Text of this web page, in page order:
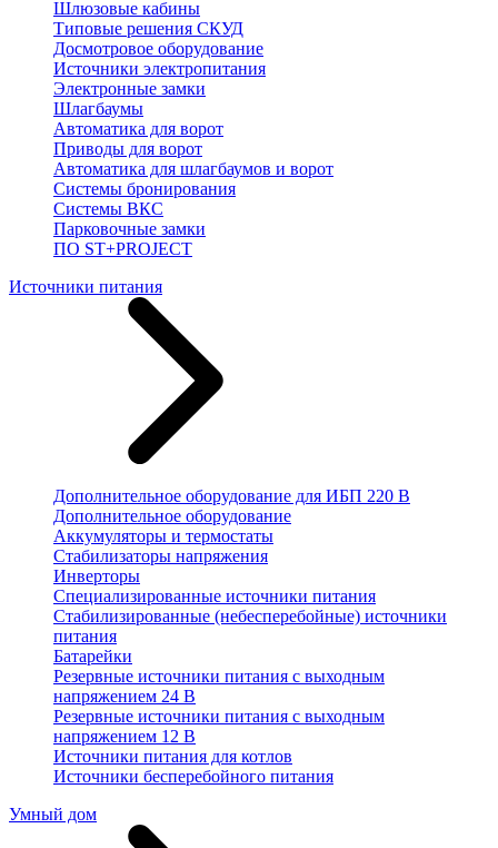
Шлюзовые кабины
Типовые решения СКУД
Досмотровое оборудование
Источники электропитания
Электронные замки
Шлагбаумы
Автоматика для ворот
Приводы для ворот
Автоматика для шлагбаумов и ворот
Системы бронирования
Системы ВКС
Парковочные замки
ПО ST+PROJECT
Источники питания
Дополнительное оборудование для ИБП 220 В
Дополнительное оборудование
Аккумуляторы и термостаты
Стабилизаторы напряжения
Инверторы
Специализированные источники питания
Стабилизированные (небесперебойные) источники
питания
Батарейки
Резервные источники питания с выходным
напряжением 24 В
Резервные источники питания с выходным
напряжением 12 В
Источники питания для котлов
Источники бесперебойного питания
Умный дом